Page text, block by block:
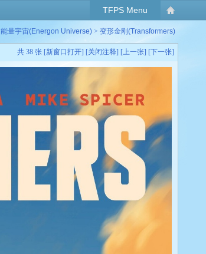
TFPS Menu
能量宇宙(Energon Universe) > 变形金刚(Transformers)
共 38 张 [新窗口打开] [关闭注释] [上一张] [下一张]